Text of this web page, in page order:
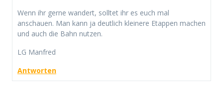
Wenn ihr gerne wandert, solltet ihr es euch mal
anschauen. Man kann ja deutlich kleinere Etappen machen
und auch die Bahn nutzen.
LG Manfred
Antworten